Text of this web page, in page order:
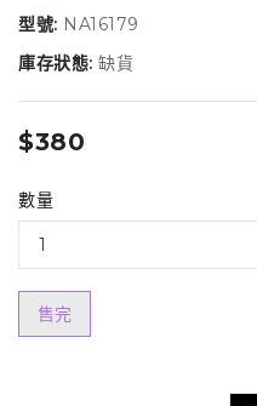
型號: NA16179
庫存狀態: 缺貨
$380
數量
售完